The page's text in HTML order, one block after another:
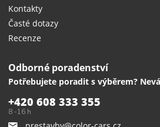
Kontakty
Časté dotazy
Recenze
Odborné poradenství
Potřebujete poradit s výběrem?
+420 608 333 355
8 -16 h